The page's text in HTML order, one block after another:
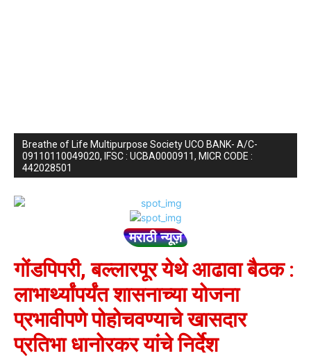
Breathe of Life Multipurpose Society UCO BANK- A/C-
09110110049020, IFSC : UCBA0000911, MICR CODE :
442028501
मराठी न्यूज़
गोंडपिपरी, बल्लारपूर येथे आढावा बैठक :
लाभार्थ्यांपर्यंत शासनाच्या योजना
प्रभावीपणे पोहोचवण्याचे खासदार
प्रतिभा धानोरकर यांचे निर्देश